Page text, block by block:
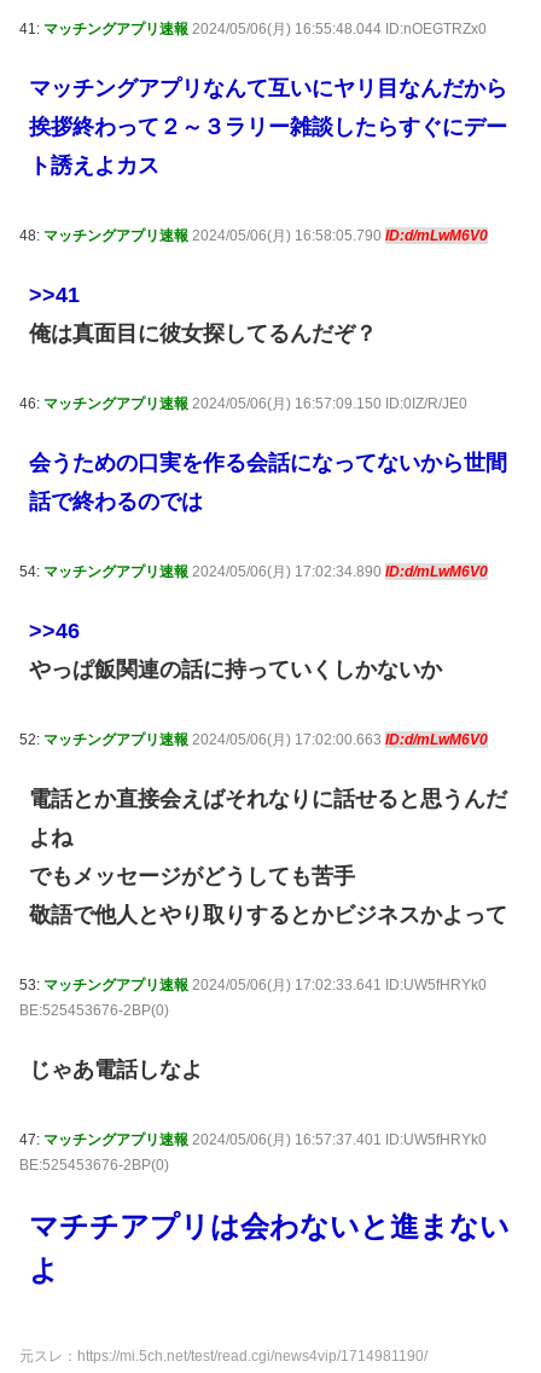
41: マッチングアプリ速報 2024/05/06(月) 16:55:48.044 ID:nOEGTRZx0
マッチングアプリなんて互いにヤリ目なんだから
挨拶終わって２～３ラリー雑談したらすぐにデー
ト誘えよカス
48: マッチングアプリ速報 2024/05/06(月) 16:58:05.790 ID:d/mLwM6V0
>>41
俺は真面目に彼女探してるんだぞ？
46: マッチングアプリ速報 2024/05/06(月) 16:57:09.150 ID:0IZ/R/JE0
会うための口実を作る会話になってないから世間
話で終わるのでは
54: マッチングアプリ速報 2024/05/06(月) 17:02:34.890 ID:d/mLwM6V0
>>46
やっぱ飯関連の話に持っていくしかないか
52: マッチングアプリ速報 2024/05/06(月) 17:02:00.663 ID:d/mLwM6V0
電話とか直接会えばそれなりに話せると思うんだ
よね
でもメッセージがどうしても苦手
敬語で他人とやり取りするとかビジネスかよって
53: マッチングアプリ速報 2024/05/06(月) 17:02:33.641 ID:UW5fHRYk0
BE:525453676-2BP(0)
じゃあ電話しなよ
47: マッチングアプリ速報 2024/05/06(月) 16:57:37.401 ID:UW5fHRYk0
BE:525453676-2BP(0)
マチチアプリは会わないと進まない
よ
元スレ：https://mi.5ch.net/test/read.cgi/news4vip/1714981190/